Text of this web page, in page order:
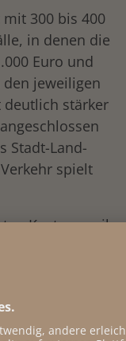
300 bis 400
in denen die
Euro und
jeweiligen
deutlich stärker
Stadt-Land-
spielt
Kosten, weil
die direkten
mal um bis zu